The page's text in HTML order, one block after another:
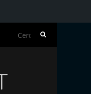
Ricerca